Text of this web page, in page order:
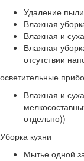
Удаление
Влажная
Влажная и
Влажная
отсутствии
осветительные
Влажная и
отдельно))
Уборка кухни
Мытье одной